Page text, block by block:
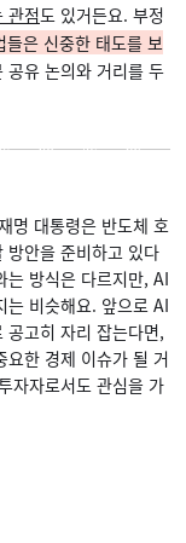
관점도 있거든요. 부정
은 신중한 태도를 보
공유 논의와 거리를 두
명 대통령은 반도체 호
방안을 준비하고 있다
는 방식은 다르지만, AI
는 비슷해요. 앞으로 AI
공고히 자리 잡는다면,
한 경제 이슈가 될 거
자자로서도 관심을 가